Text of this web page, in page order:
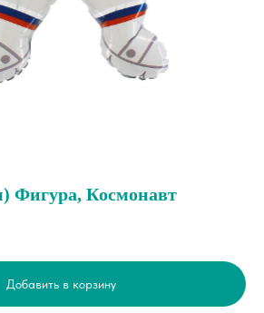
Фигура, Космонавт
Добавить в корзину